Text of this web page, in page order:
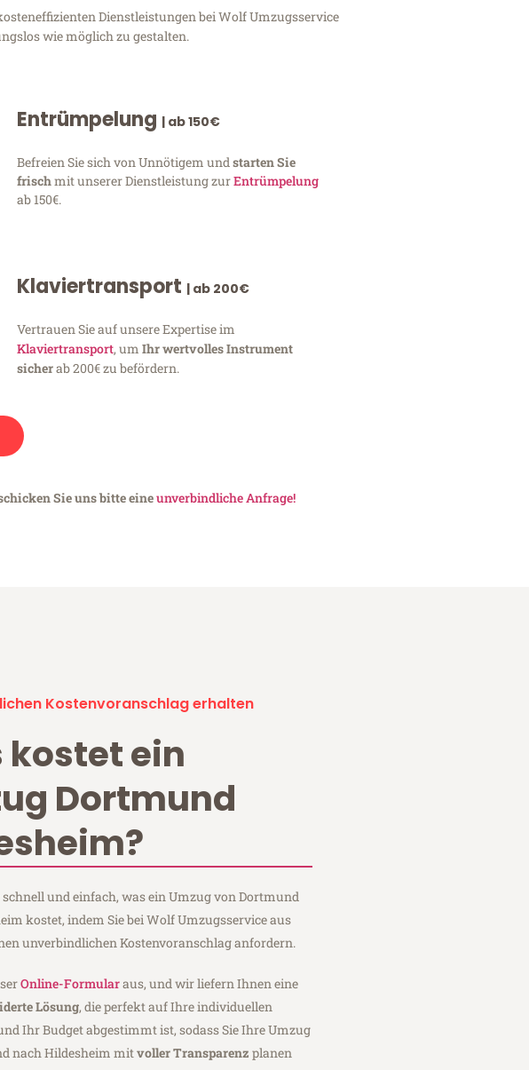
Dienstleistungen bei Wolf Umzugsservice
wie möglich zu gestalten.
Entrümpelung | ab 150€
Befreien Sie sich von Unnötigem undstarten Sie
frischmit unserer Dienstleistung zurEntrümpelung
ab 150€.
Klaviertransport | ab 200€
Vertrauen Sie auf unsere Expertise im
Klaviertransport, um Ihr wertvolles Instrument
sicherab 200€ zu befördern.
Sie uns bitte eineunverbindliche Anfrage!
Kostenvoranschlag erhalten
kostet ein
Dortmund
und einfach, was ein Umzug von Dortmund
kostet, indem Sie bei Wolf Umzugsservice aus
unverbindlichen Kostenvoranschlag anfordern.
Online-Formularaus, und wir liefern Ihnen eine
Lösung, die perfekt auf Ihre individuellen
Ihr Budget abgestimmt ist, sodass Sie Ihre Umzug
nach Hildesheim mitvoller Transparenz planen